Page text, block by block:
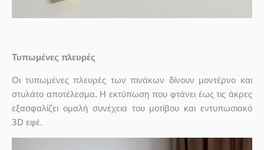
Τυπωμένες πλευρές
Οι τυπωμένες πλευρές των πινάκων δίνουν μοντέρνο και
στυλάτο αποτέλεσμα. Η εκτύπωση που φτάνει έως τις άκρες
εξασφαλίζει ομαλή συνέχεια του μοτίβου και εντυπωσιακό
3D εφέ.